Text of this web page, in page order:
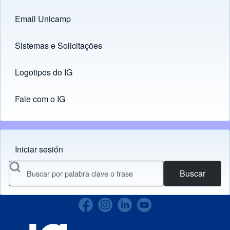
Caderno de Horários da DAC
Links
Email Unicamp
(opens in new tab)
Sistemas e Solicitações
(opens in new tab)
Logotipos do IG
(opens in new tab)
Fale com o IG
Menu do usuário
Iniciar sesión
Buscar